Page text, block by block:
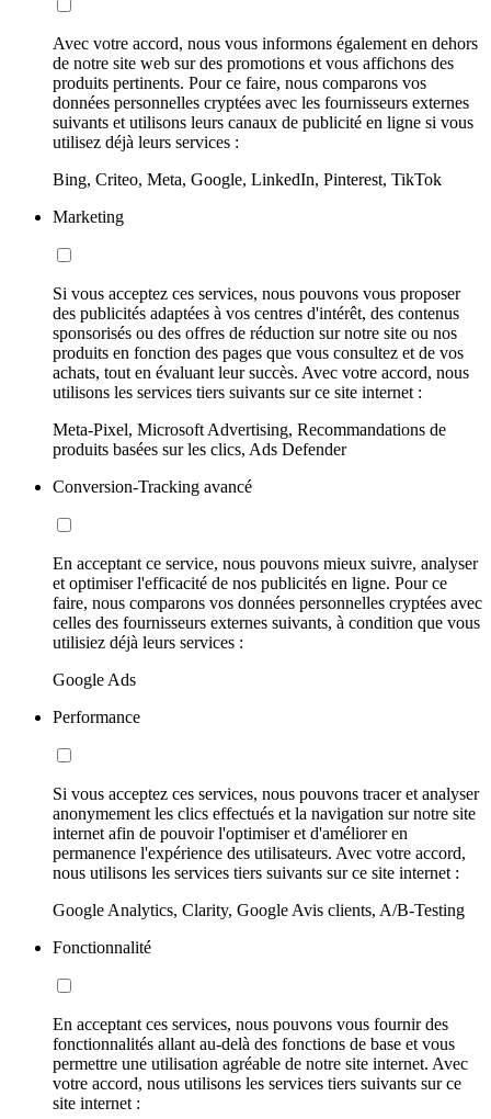
Avec votre accord, nous vous informons également en dehors
de notre site web sur des promotions et vous affichons des
produits pertinents. Pour ce faire, nous comparons vos
données personnelles cryptées avec les fournisseurs externes
suivants et utilisons leurs canaux de publicité en ligne si vous
utilisez déjà leurs services :
Bing, Criteo, Meta, Google, LinkedIn, Pinterest, TikTok
Marketing
Si vous acceptez ces services, nous pouvons vous proposer
des publicités adaptées à vos centres d'intérêt, des contenus
sponsorisés ou des offres de réduction sur notre site ou nos
produits en fonction des pages que vous consultez et de vos
achats, tout en évaluant leur succès. Avec votre accord, nous
utilisons les services tiers suivants sur ce site internet :
Meta-Pixel, Microsoft Advertising, Recommandations de
produits basées sur les clics, Ads Defender
Conversion-Tracking avancé
En acceptant ce service, nous pouvons mieux suivre, analyser
et optimiser l'efficacité de nos publicités en ligne. Pour ce
faire, nous comparons vos données personnelles cryptées avec
celles des fournisseurs externes suivants, à condition que vous
utilisiez déjà leurs services :
Google Ads
Performance
Si vous acceptez ces services, nous pouvons tracer et analyser
anonymement les clics effectués et la navigation sur notre site
internet afin de pouvoir l'optimiser et d'améliorer en
permanence l'expérience des utilisateurs. Avec votre accord,
nous utilisons les services tiers suivants sur ce site internet :
Google Analytics, Clarity, Google Avis clients, A/B-Testing
Fonctionnalité
En acceptant ces services, nous pouvons vous fournir des
fonctionnalités allant au-delà des fonctions de base et vous
permettre une utilisation agréable de notre site internet. Avec
votre accord, nous utilisons les services tiers suivants sur ce
site internet :